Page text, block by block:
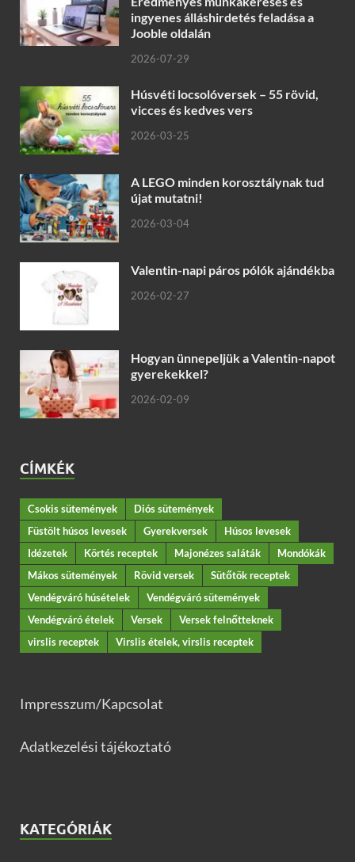
ingyenes álláshirdetés feladása a
Jooble oldalán
2026-07-29
Húsvéti locsolóversek – 55 rövid,
vicces és kedves vers
2026-03-25
A LEGO minden korosztálynak tud
újat mutatni!
2026-03-04
Valentin-napi páros pólók ajándékba
2026-02-27
Hogyan ünnepeljük a Valentin-napot
gyerekekkel?
2026-02-09
CÍMKÉK
Csokis sütemények
Diós sütemények
Füstölt húsos levesek
Gyerekversek
Húsos levesek
Idézetek
Körtés receptek Majonézes saláták
Mondókák
Mákos sütemények
Rövid versek
Sütőtök receptek
Vendégváró húsételek
Vendégváró sütemények
Vendégváró ételek
Versek
Versek felnőtteknek
virslis receptek
Virslis ételek, virslis receptek
Impresszum/Kapcsolat
Adatkezelési tájékoztató
KATEGÓRIÁK